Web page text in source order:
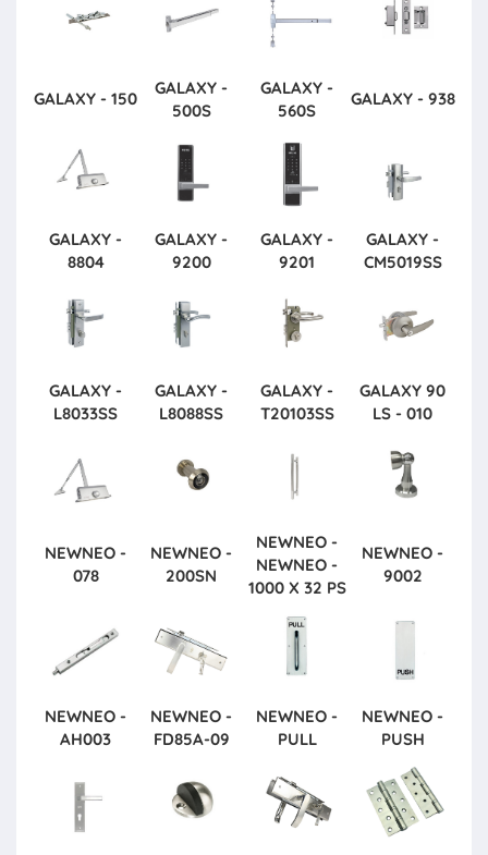
GALAXY - 150
GALAXY -
500S
GALAXY -
560S
GALAXY - 938
GALAXY -
8804
GALAXY -
9200
GALAXY -
9201
GALAXY -
CM5019SS
GALAXY -
L8033SS
GALAXY -
L8088SS
GALAXY -
T20103SS
GALAXY 90
LS - 010
NEWNEO -
078
NEWNEO -
200SN
NEWNEO -
NEWNEO -
1000 X 32 PS
NEWNEO -
9002
NEWNEO -
AH003
NEWNEO -
FD85A-09
NEWNEO -
PULL
NEWNEO -
PUSH